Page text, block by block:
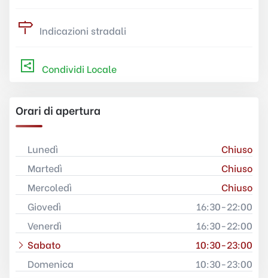
Indicazioni stradali
Condividi Locale
Orari di apertura
Lunedì
Chiuso
Martedì
Chiuso
Mercoledì
Chiuso
Giovedì
16:30-22:00
Venerdì
16:30-22:00
Sabato
10:30-23:00
Domenica
10:30-23:00